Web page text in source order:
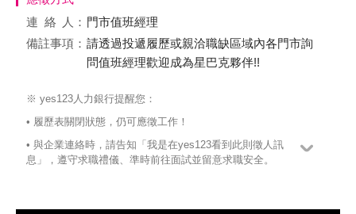
連絡
人： 門市值班經理
備註事項： 請透過投遞履歷或親洽職缺區域內各門市詢
問值班經理歡迎成為星巴克夥伴!!
※ yes123人力銀行提醒您：
• 履歷表關閉狀態，仍可應徵工作！
• 與企業連絡時，請告知「我是在yes123看到此則徵人訊
息」，遵守求職禮儀、準時前往面試並留意求職安全。